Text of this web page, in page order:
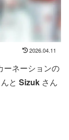
2026.04.11
ーネーションの
と Sizuk さん